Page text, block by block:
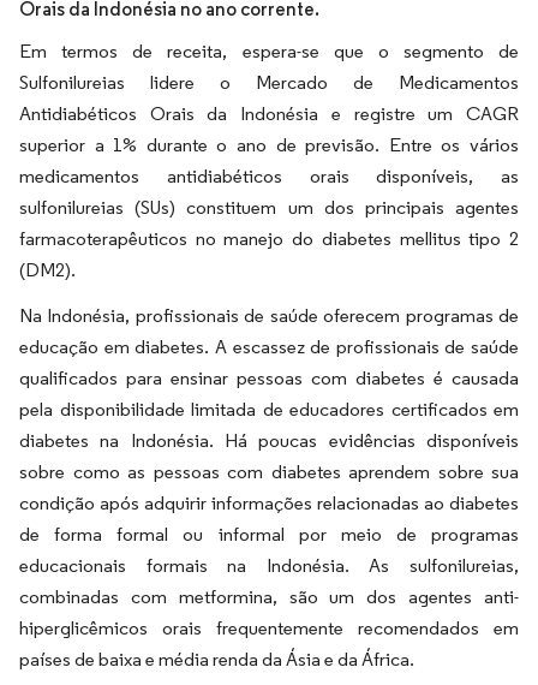
Orais da Indonésia no ano corrente.
Em termos de receita, espera-se que o segmento de
Sulfonilureias lidere o Mercado de Medicamentos
Antidiabéticos Orais da Indonésia e registre um CAGR
superior a 1% durante o ano de previsão. Entre os vários
medicamentos antidiabéticos orais disponíveis, as
sulfonilureias (SUs) constituem um dos principais agentes
farmacoterapêuticos no manejo do diabetes mellitus tipo 2
(DM2).
Na Indonésia, profissionais de saúde oferecem programas de
educação em diabetes. A escassez de profissionais de saúde
qualificados para ensinar pessoas com diabetes é causada
pela disponibilidade limitada de educadores certificados em
diabetes na Indonésia. Há poucas evidências disponíveis
sobre como as pessoas com diabetes aprendem sobre sua
condição após adquirir informações relacionadas ao diabetes
de forma formal ou informal por meio de programas
educacionais formais na Indonésia. As sulfonilureias,
combinadas com metformina, são um dos agentes anti-
hiperglicêmicos orais frequentemente recomendados em
países de baixa e média renda da Ásia e da África.